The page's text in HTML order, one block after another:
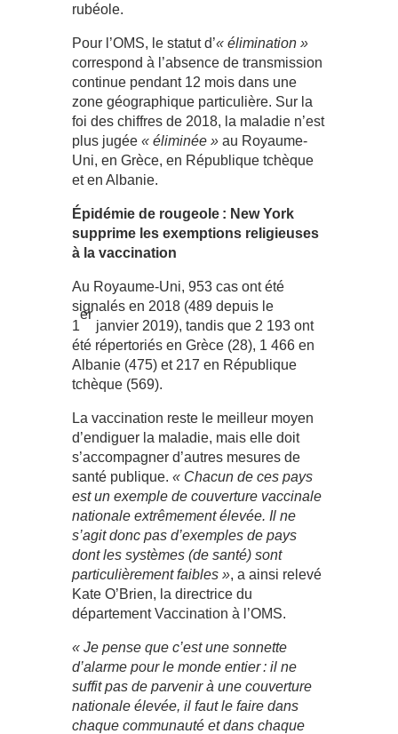
rubéole.
Pour l’OMS, le statut d’« élimination »
correspond à l’absence de transmission
continue pendant 12 mois dans une
zone géographique particulière. Sur la
foi des chiffres de 2018, la maladie n’est
plus jugée « éliminée »au Royaume-
Uni, en Grèce, en République tchèque
et en Albanie.
Épidémie de rougeole : New York
supprime les exemptions religieuses
à la vaccination
Au Royaume-Uni, 953 cas ont été
signalés en 2018 (489 depuis le
1
er
janvier 2019), tandis que 2 193 ont
été répertoriés en Grèce (28), 1 466 en
Albanie (475) et 217 en République
tchèque (569).
La vaccination reste le meilleur moyen
d’endiguer la maladie, mais elle doit
s’accompagner d’autres mesures de
santé publique. « Chacun de ces pays
est un exemple de couverture vaccinale
nationale extrêmement élevée. Il ne
s’agit donc pas d’exemples de pays
dont les systèmes (de santé) sont
particulièrement faibles », a ainsi relevé
Kate O’Brien, la directrice du
département Vaccination à l’OMS.
« Je pense que c’est une sonnette
d’alarme pour le monde entier : il ne
suffit pas de parvenir à une couverture
nationale élevée, il faut le faire dans
chaque communauté et dans chaque